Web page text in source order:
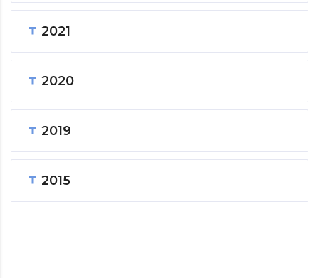
2021
2020
2019
2015